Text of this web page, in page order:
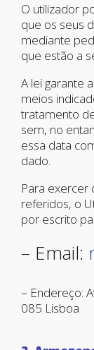
O utilizador
que os seus
mediante
que estão a
A lei garante
meios
tratamento
sem, no
essa data
dado.
Para exercer
referidos, o
por escrito
– Email:
– Endereço:
085 Lisboa